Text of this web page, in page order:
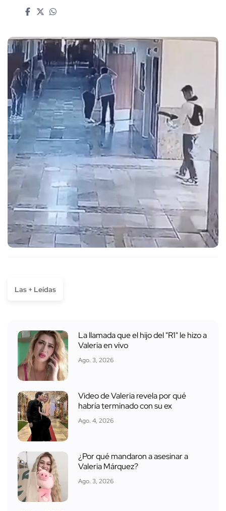
Las + Leídas
La llamada que el hijo del "R1" le hizo a
Valeria en vivo
Ago. 3, 2026
Video de Valeria revela por qué
habría terminado con su ex
Ago. 4, 2026
¿Por qué mandaron a asesinar a
Valeria Márquez?
Ago. 3, 2026